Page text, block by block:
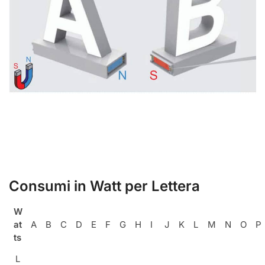
Consumi in Watt per Lettera
W
at
ts
A B C D E F G H I J K L M N O P
L